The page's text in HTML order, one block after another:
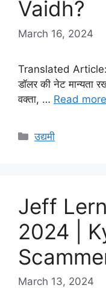
Vaidh?
March 16, 2024
Translated
डॉलर की नेट मान्यता
वक्ता, … Read more
Categories
उद्यमी
Jeff
2024 |
March 13, 2024